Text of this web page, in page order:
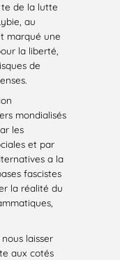
de la lutte
au
marqué une
la liberté,
de
mondialisés
les
et par
a la
fascistes
la réalité du
laisser
aux cotés